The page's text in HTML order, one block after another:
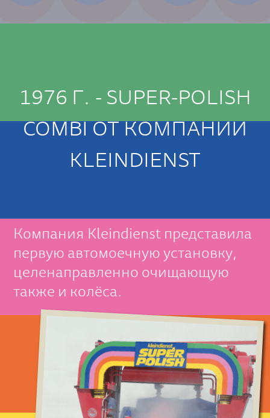
1976 Г. - SUPER-POLISH
COMBI ОТ КОМПАНИИ
KLEINDIENST
Компания Kleindienst представила
первую автомоечную установку,
целенаправленно очищающую
также и колёса.